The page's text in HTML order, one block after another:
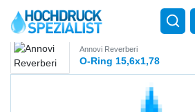
Annovi Reverberi
O-Ring 15,6x1,78